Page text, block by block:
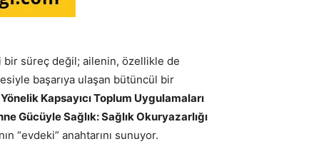
bir süreç değil; ailenin, özellikle de
başarıya ulaşan bütüncül bir
Kapsayıcı Toplum Uygulamaları
Gücüyle Sağlık: Sağlık Okuryazarlığı
“evdeki” anahtarını sunuyor.